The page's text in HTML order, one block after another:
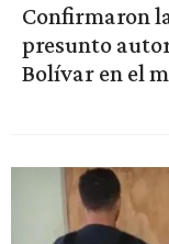
Confirmaron
presunto
Bolívar en el